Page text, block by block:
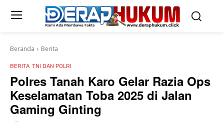
Beranda Berita
BERITA TNI DAN POLRI
Polres Tanah Karo Gelar Razia Ops
Keselamatan Toba 2025 di Jalan
Gaming Ginting